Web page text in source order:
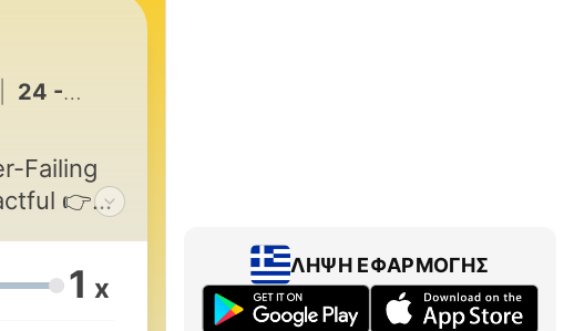
24 - S3E6 Shaadi Ke Side Effect | Hindi । Relationship podcast © www.voiceadda.com
Failing
👉
1 x
ΛΉΨΗ ΕΦΑΡΜΟΓΉΣ